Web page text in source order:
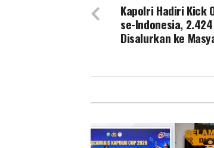
Kapolri Hadiri Kick
se-Indonesia,
Disalurkan ke